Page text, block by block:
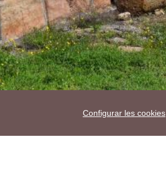
Configurar les cookies